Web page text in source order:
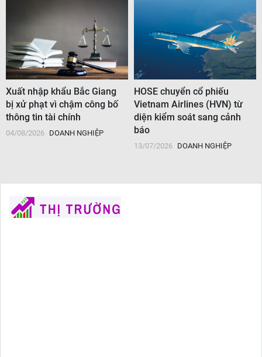
Xuất nhập khẩu Bắc Giang
bị xử phạt vì chậm công bố
thông tin tài chính
04/08/2026 DOANH NGHIỆP
HOSE chuyển cổ phiếu
Vietnam Airlines (HVN) từ
diện kiểm soát sang cảnh
báo
13/07/2026 DOANH NGHIỆP